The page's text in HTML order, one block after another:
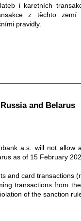
i karetních
z těchto zemí
pravidly.
and Belarus
a.s. will not allow
as of 15 February
and card transactions
transactions from
of the sanction